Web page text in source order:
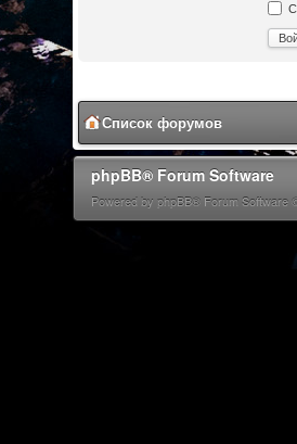
Список форумов
phpBB® Forum Software
Powered by phpBB® Forum Software